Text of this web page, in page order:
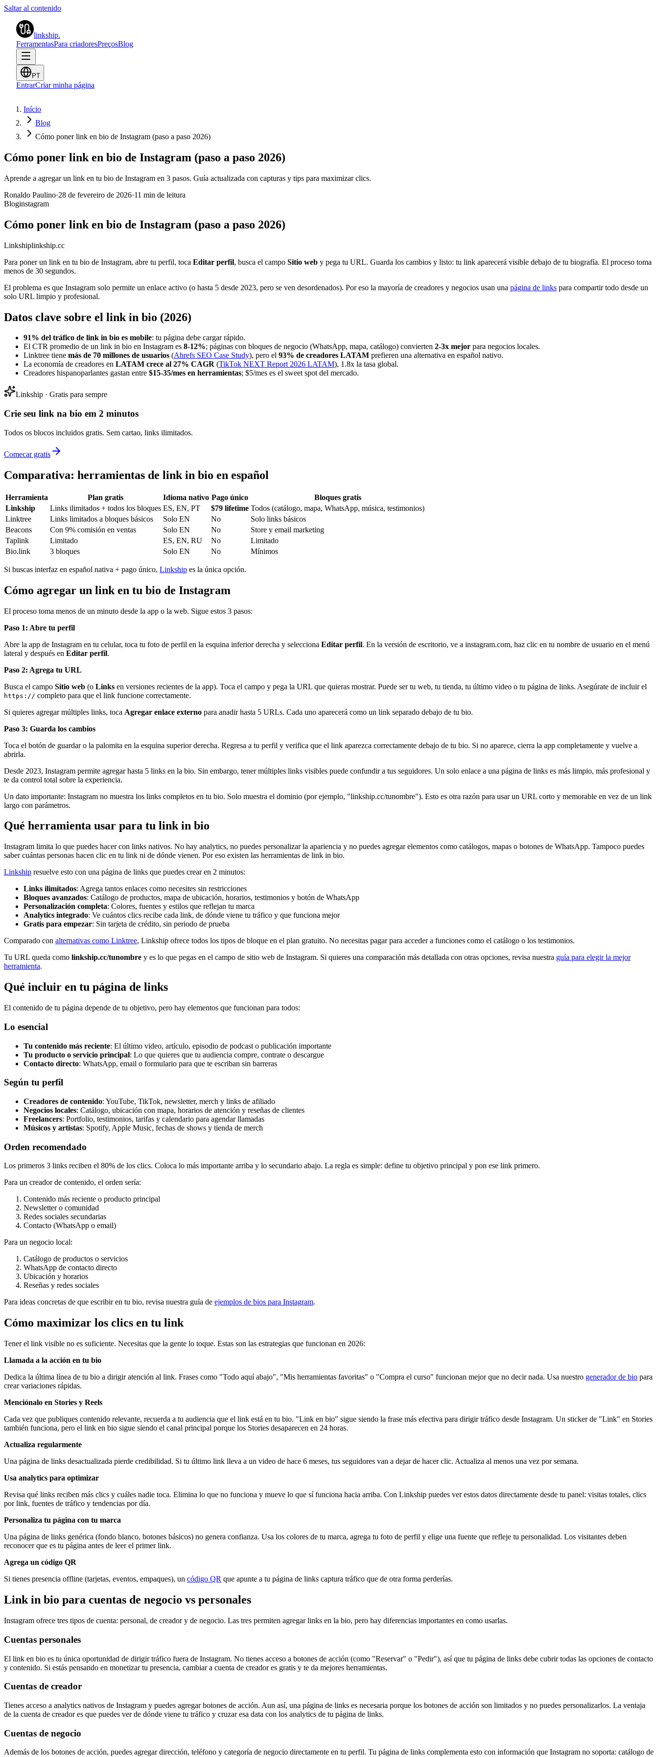
Saltar al contenido
linkship.
FerramentasPara criadoresPreçosBlog
PT
EntrarCriar minha página
Início
Blog
Cómo poner link en bio de Instagram (paso a paso 2026)
Cómo poner link en bio de Instagram (paso a paso 2026)
Aprende a agregar un link en tu bio de Instagram en 3 pasos. Guía actualizada con capturas y tips para maximizar clics.
Ronaldo Paulino·28 de fevereiro de 2026·11 min de leitura
Bloginstagram
Cómo poner link en bio de Instagram (paso a paso 2026)
Linkshiplinkship.cc
Para poner un link en tu bio de Instagram, abre tu perfil, toca Editar perfil, busca el campo Sitio web y pega tu URL. Guarda los cambios y listo: tu link aparecerá visible debajo de tu biografía. El proceso toma
menos de 30 segundos.
El problema es que Instagram solo permite un enlace activo (o hasta 5 desde 2023, pero se ven desordenados). Por eso la mayoría de creadores y negocios usan una página de links para compartir todo desde un
solo URL limpio y profesional.
Datos clave sobre el link in bio (2026)
91% del tráfico de link in bio es mobile: tu página debe cargar rápido.
El CTR promedio de un link in bio en Instagram es 8-12%; páginas con bloques de negocio (WhatsApp, mapa, catálogo) convierten 2-3x mejor para negocios locales.
Linktree tiene más de 70 millones de usuarios (Ahrefs SEO Case Study), pero el 93% de creadores LATAM prefieren una alternativa en español nativo.
La economía de creadores en LATAM crece al 27% CAGR (TikTok NEXT Report 2026 LATAM), 1.8x la tasa global.
Creadores hispanoparlantes gastan entre $15-35/mes en herramientas; $5/mes es el sweet spot del mercado.
Linkship · Gratis para sempre
Crie seu link na bio em 2 minutos
Todos os blocos incluidos gratis. Sem cartao, links ilimitados.
Comecar gratis
Comparativa: herramientas de link in bio en español
Herramienta Plan gratis Idioma nativo Pago único
Bloques gratis
Linkship
Links ilimitados + todos los bloques ES, EN, PT $79 lifetime Todos (catálogo, mapa, WhatsApp, música, testimonios)
Linktree
Links limitados a bloques básicos Solo EN No
Solo links básicos
Beacons
Con 9% comisión en ventas Solo EN No
Store y email marketing
Taplink
Limitado ES, EN, RU No
Limitado
Bio.link
3 bloques Solo EN No Mínimos
Si buscas interfaz en español nativa + pago único, Linkship es la única opción.
Cómo agregar un link en tu bio de Instagram
El proceso toma menos de un minuto desde la app o la web. Sigue estos 3 pasos:
Paso 1: Abre tu perfil
Abre la app de Instagram en tu celular, toca tu foto de perfil en la esquina inferior derecha y selecciona Editar perfil. En la versión de escritorio, ve a instagram.com, haz clic en tu nombre de usuario en el menú
lateral y después en Editar perfil.
Paso 2: Agrega tu URL
Busca el campo Sitio web (o Links en versiones recientes de la app). Toca el campo y pega la URL que quieras mostrar. Puede ser tu web, tu tienda, tu último video o tu página de links. Asegúrate de incluir el
https:// completo para que el link funcione correctamente.
Si quieres agregar múltiples links, toca Agregar enlace externo para anadir hasta 5 URLs. Cada uno aparecerá como un link separado debajo de tu bio.
Paso 3: Guarda los cambios
Toca el botón de guardar o la palomita en la esquina superior derecha. Regresa a tu perfil y verifica que el link aparezca correctamente debajo de tu bio. Si no aparece, cierra la app completamente y vuelve a
abrirla.
Desde 2023, Instagram permite agregar hasta 5 links en la bio. Sin embargo, tener múltiples links visibles puede confundir a tus seguidores. Un solo enlace a una página de links es más limpio, más profesional y
te da control total sobre la experiencia.
Un dato importante: Instagram no muestra los links completos en tu bio. Solo muestra el dominio (por ejemplo, "linkship.cc/tunombre"). Esto es otra razón para usar un URL corto y memorable en vez de un link
largo con parámetros.
Qué herramienta usar para tu link in bio
Instagram limita lo que puedes hacer con links nativos. No hay analytics, no puedes personalizar la apariencia y no puedes agregar elementos como catálogos, mapas o botones de WhatsApp. Tampoco puedes
saber cuántas personas hacen clic en tu link ni de dónde vienen. Por eso existen las herramientas de link in bio.
Linkship resuelve esto con una página de links que puedes crear en 2 minutos:
Links ilimitados: Agrega tantos enlaces como necesites sin restricciones
Bloques avanzados: Catálogo de productos, mapa de ubicación, horarios, testimonios y botón de WhatsApp
Personalización completa: Colores, fuentes y estilos que reflejan tu marca
Analytics integrado: Ve cuántos clics recibe cada link, de dónde viene tu tráfico y que funciona mejor
Gratis para empezar: Sin tarjeta de crédito, sin periodo de prueba
Comparado con alternativas como Linktree, Linkship ofrece todos los tipos de bloque en el plan gratuito. No necesitas pagar para acceder a funciones como el catálogo o los testimonios.
Tu URL queda como linkship.cc/tunombre y es lo que pegas en el campo de sitio web de Instagram. Si quieres una comparación más detallada con otras opciones, revisa nuestra guía para elegir la mejor
herramienta.
Qué incluir en tu página de links
El contenido de tu página depende de tu objetivo, pero hay elementos que funcionan para todos:
Lo esencial
Tu contenido más reciente: El último video, artículo, episodio de podcast o publicación importante
Tu producto o servicio principal: Lo que quieres que tu audiencia compre, contrate o descargue
Contacto directo: WhatsApp, email o formulario para que te escriban sin barreras
Según tu perfil
Creadores de contenido: YouTube, TikTok, newsletter, merch y links de afiliado
Negocios locales: Catálogo, ubicación con mapa, horarios de atención y reseñas de clientes
Freelancers: Portfolio, testimonios, tarifas y calendario para agendar llamadas
Músicos y artistas: Spotify, Apple Music, fechas de shows y tienda de merch
Orden recomendado
Los primeros 3 links reciben el 80% de los clics. Coloca lo más importante arriba y lo secundario abajo. La regla es simple: define tu objetivo principal y pon ese link primero.
Para un creador de contenido, el orden sería:
Contenido más reciente o producto principal
Newsletter o comunidad
Redes sociales secundarias
Contacto (WhatsApp o email)
Para un negocio local:
Catálogo de productos o servicios
WhatsApp de contacto directo
Ubicación y horarios
Reseñas y redes sociales
Para ideas concretas de que escribir en tu bio, revisa nuestra guía de ejemplos de bios para Instagram.
Cómo maximizar los clics en tu link
Tener el link visible no es suficiente. Necesitas que la gente lo toque. Estas son las estrategias que funcionan en 2026:
Llamada a la acción en tu bio
Dedica la última línea de tu bio a dirigir atención al link. Frases como "Todo aquí abajo", "Mis herramientas favoritas" o "Compra el curso" funcionan mejor que no decir nada. Usa nuestro generador de bio para
crear variaciones rápidas.
Menciónalo en Stories y Reels
Cada vez que publiques contenido relevante, recuerda a tu audiencia que el link está en tu bio. "Link en bio" sigue siendo la frase más efectiva para dirigir tráfico desde Instagram. Un sticker de "Link" en Stories
también funciona, pero el link en bio sigue siendo el canal principal porque los Stories desaparecen en 24 horas.
Actualiza regularmente
Una página de links desactualizada pierde credibilidad. Si tu último link lleva a un video de hace 6 meses, tus seguidores van a dejar de hacer clic. Actualiza al menos una vez por semana.
Usa analytics para optimizar
Revisa qué links reciben más clics y cuáles nadie toca. Elimina lo que no funciona y mueve lo que sí funciona hacia arriba. Con Linkship puedes ver estos datos directamente desde tu panel: visitas totales, clics
por link, fuentes de tráfico y tendencias por día.
Personaliza tu página con tu marca
Una página de links genérica (fondo blanco, botones básicos) no genera confianza. Usa los colores de tu marca, agrega tu foto de perfil y elige una fuente que refleje tu personalidad. Los visitantes deben
reconocer que es tu página antes de leer el primer link.
Agrega un código QR
Si tienes presencia offline (tarjetas, eventos, empaques), un código QR que apunte a tu página de links captura tráfico que de otra forma perderías.
Link in bio para cuentas de negocio vs personales
Instagram ofrece tres tipos de cuenta: personal, de creador y de negocio. Las tres permiten agregar links en la bio, pero hay diferencias importantes en como usarlas.
Cuentas personales
El link en bio es tu única oportunidad de dirigir tráfico fuera de Instagram. No tienes acceso a botones de acción (como "Reservar" o "Pedir"), así que tu página de links debe cubrir todas las opciones de contacto
y contenido. Si estás pensando en monetizar tu presencia, cambiar a cuenta de creador es gratis y te da mejores herramientas.
Cuentas de creador
Tienes acceso a analytics nativos de Instagram y puedes agregar botones de acción. Aun así, una página de links es necesaria porque los botones de acción son limitados y no puedes personalizarlos. La ventaja
de la cuenta de creador es que puedes ver de dónde viene tu tráfico y cruzar esa data con los analytics de tu página de links.
Cuentas de negocio
Además de los botones de acción, puedes agregar dirección, teléfono y categoría de negocio directamente en tu perfil. Tu página de links complementa esto con información que Instagram no soporta: catálogo de